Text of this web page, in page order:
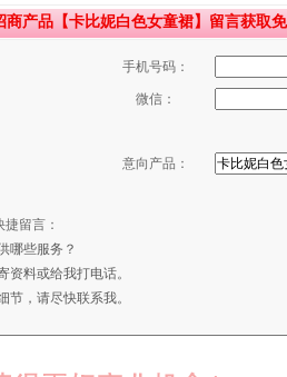
产品【卡比妮白色女童裙】留言获取免
手机号码：
微信：
意向产品：
留言：
哪些服务？
资料或给我打电话。
节，请尽快联系我。